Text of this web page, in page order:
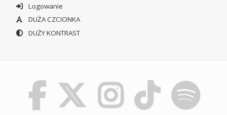
Logowanie
DUŻA CZCIONKA
DUŻY KONTRAST